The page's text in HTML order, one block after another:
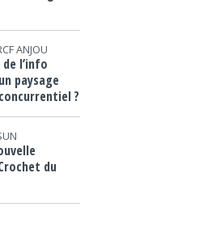
ANJOU
l’info
paysage
?
du